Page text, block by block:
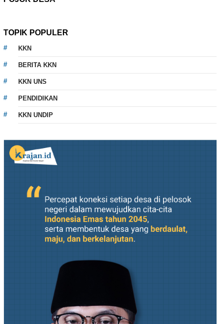
TOPIK POPULER
KKN
BERITA KKN
KKN UNS
PENDIDIKAN
KKN UNDIP